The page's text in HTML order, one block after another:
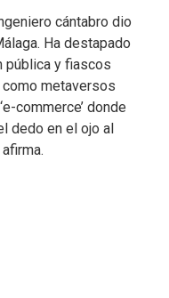
cántabro dio
Ha destapado
pública y fiascos
metaversos
commerce’ donde
dedo en el ojo al